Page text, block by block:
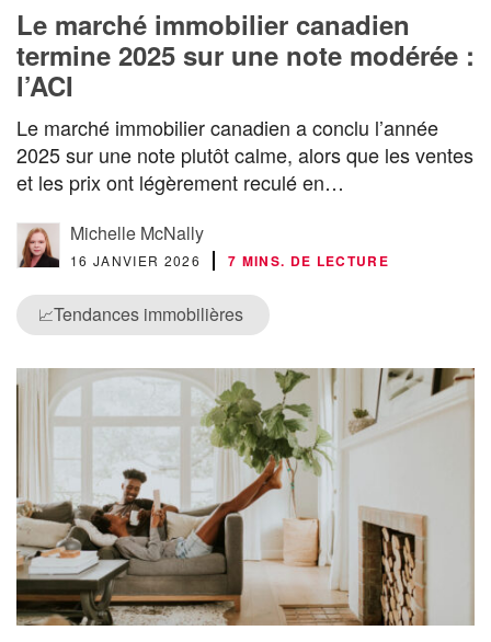
Le marché immobilier canadien
termine 2025 sur une note modérée :
l’ACI
Le marché immobilier canadien a conclu l’année
2025 sur une note plutôt calme, alors que les ventes
et les prix ont légèrement reculé en…
Michelle McNally
16 JANVIER 2026 7 MINS. DE LECTURE
📈Tendances immobilières